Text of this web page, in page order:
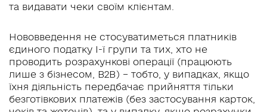
та видавати чеки своїм клієнтам.
Нововведення не стосуватиметься платників
єдиного податку І-ї групи та тих, хто не
проводить розрахункові операції (працюють
лише з бізнесом, B2B) – тобто, у випадках, якщо
їхня діяльність передбачає прийняття тільки
безготівкових платежів (без застосування карток,